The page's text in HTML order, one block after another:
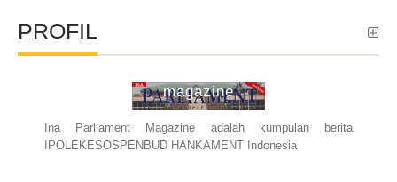
PROFIL
magazine
Ina Parliament Magazine adalah kumpulan berita
IPOLEKESOSPENBUD HANKAMENT Indonesia